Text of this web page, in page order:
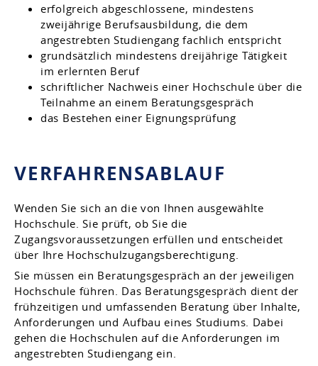
erfolgreich abgeschlossene, mindestens
zweijährige Berufsausbildung, die dem
angestrebten Studiengang fachlich entspricht
grundsätzlich mindestens dreijährige Tätigkeit
im erlernten Beruf
schriftlicher Nachweis einer Hochschule über die
Teilnahme an einem Beratungsgespräch
das Bestehen einer Eignungsprüfung
VERFAHRENSABLAUF
Wenden Sie sich an die von Ihnen ausgewählte
Hochschule. Sie prüft, ob Sie die
Zugangsvoraussetzungen erfüllen und entscheidet
über Ihre Hochschulzugangsberechtigung.
Sie müssen ein Beratungsgespräch an der jeweiligen
Hochschule führen. Das Beratungsgespräch dient der
frühzeitigen und umfassenden Beratung über Inhalte,
Anforderungen und Aufbau eines Studiums. Dabei
gehen die Hochschulen auf die Anforderungen im
angestrebten Studiengang ein.